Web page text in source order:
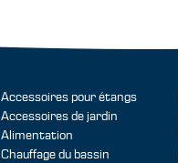
Accessoires pour étangs
Accessoires de jardin
Alimentation
Chauffage du bassin